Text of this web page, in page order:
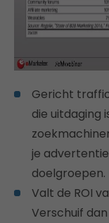
Gericht
die uitdaging
je
doelgroepen.
Valt de ROI
Verschuif